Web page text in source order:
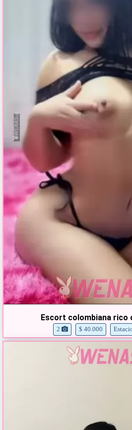
Escort colombiana rico
2 $ 40.000